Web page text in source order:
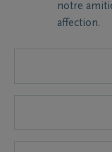
notre
affection.